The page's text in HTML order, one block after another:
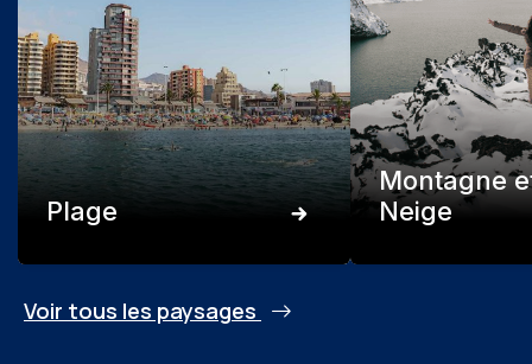
Plage
Montagne
Neige
Voir tous les paysages